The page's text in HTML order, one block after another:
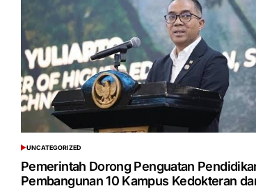
POSTED
IN
UNCATEGORIZED
Pemerintah Dorong Penguatan
Pembangunan 10 Kampus Kedokteran